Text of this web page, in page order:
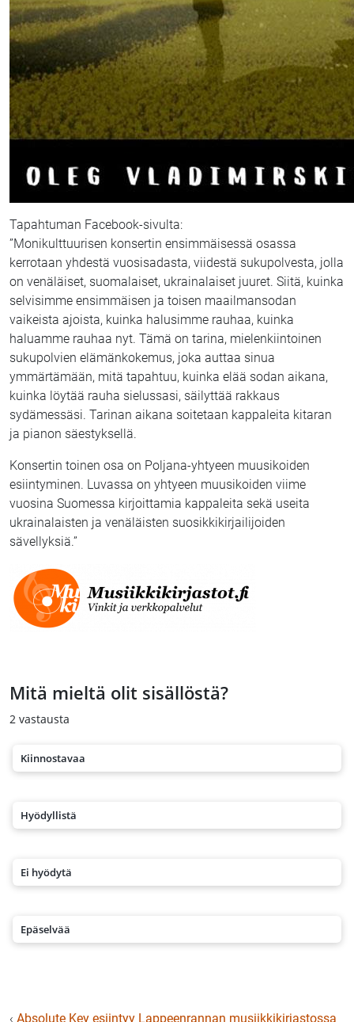
Tapahtuman Facebook-sivulta:
”Monikulttuurisen konsertin ensimmäisessä osassa
kerrotaan yhdestä vuosisadasta, viidestä sukupolvesta, jolla
on venäläiset, suomalaiset, ukrainalaiset juuret. Siitä, kuinka
selvisimme ensimmäisen ja toisen maailmansodan
vaikeista ajoista, kuinka halusimme rauhaa, kuinka
haluamme rauhaa nyt. Tämä on tarina, mielenkiintoinen
sukupolvien elämänkokemus, joka auttaa sinua
ymmärtämään, mitä tapahtuu, kuinka elää sodan aikana,
kuinka löytää rauha sielussasi, säilyttää rakkaus
sydämessäsi. Tarinan aikana soitetaan kappaleita kitaran
ja pianon säestyksellä.
Konsertin toinen osa on Poljana-yhtyeen muusikoiden
esiintyminen. Luvassa on yhtyeen muusikoiden viime
vuosina Suomessa kirjoittamia kappaleita sekä useita
ukrainalaisten ja venäläisten suosikkikirjailijoiden
sävellyksiä.”
Mitä mieltä olit sisällöstä?
2 vastausta
Kiinnostavaa
Hyödyllistä
Ei hyödytä
Epäselvää
‹ Absolute Key esiintyy Lappeenrannan musiikkikirjastossa